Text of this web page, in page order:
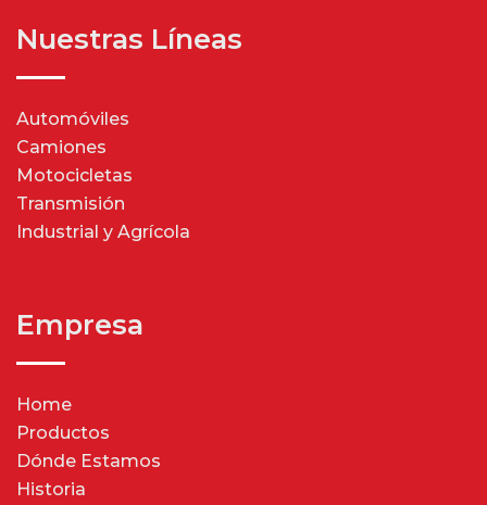
Nuestras Líneas
Automóviles
Camiones
Motocicletas
Transmisión
Industrial y Agrícola
Empresa
Home
Productos
Dónde Estamos
Historia